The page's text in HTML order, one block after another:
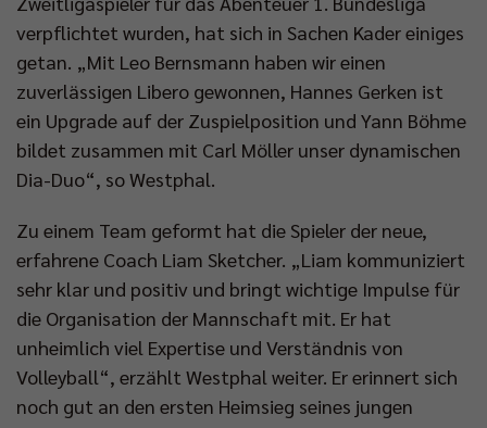
verpflichtet wurden, hat sich in Sachen Kader einiges
getan. „Mit Leo Bernsmann haben wir einen
zuverlässigen Libero gewonnen, Hannes Gerken ist
ein Upgrade auf der Zuspielposition und Yann Böhme
bildet zusammen mit Carl Möller unser dynamischen
Dia-Duo“, so Westphal.
Zu einem Team geformt hat die Spieler der neue,
erfahrene Coach Liam Sketcher. „Liam kommuniziert
sehr klar und positiv und bringt wichtige Impulse für
die Organisation der Mannschaft mit. Er hat
unheimlich viel Expertise und Verständnis von
Volleyball“, erzählt Westphal weiter. Er erinnert sich
noch gut an den ersten Heimsieg seines jungen